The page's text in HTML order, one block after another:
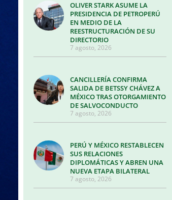
OLIVER STARK ASUME LA
PRESIDENCIA DE PETROPERÚ
EN MEDIO DE LA
REESTRUCTURACIÓN DE SU
DIRECTORIO
7 agosto, 2026
CANCILLERÍA CONFIRMA
SALIDA DE BETSSY CHÁVEZ A
MÉXICO TRAS OTORGAMIENTO
DE SALVOCONDUCTO
7 agosto, 2026
PERÚ Y MÉXICO RESTABLECEN
SUS RELACIONES
DIPLOMÁTICAS Y ABREN UNA
NUEVA ETAPA BILATERAL
7 agosto, 2026